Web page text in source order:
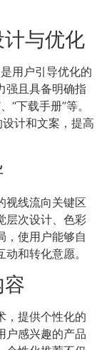
与优化
用户引导优化的
强且具备明确指
“下载手册”等。
计和文案，提高
视线流向关键区
层次设计、色彩
，使用户能够自
和转化意愿。
，提供个性化的
户感兴趣的产品